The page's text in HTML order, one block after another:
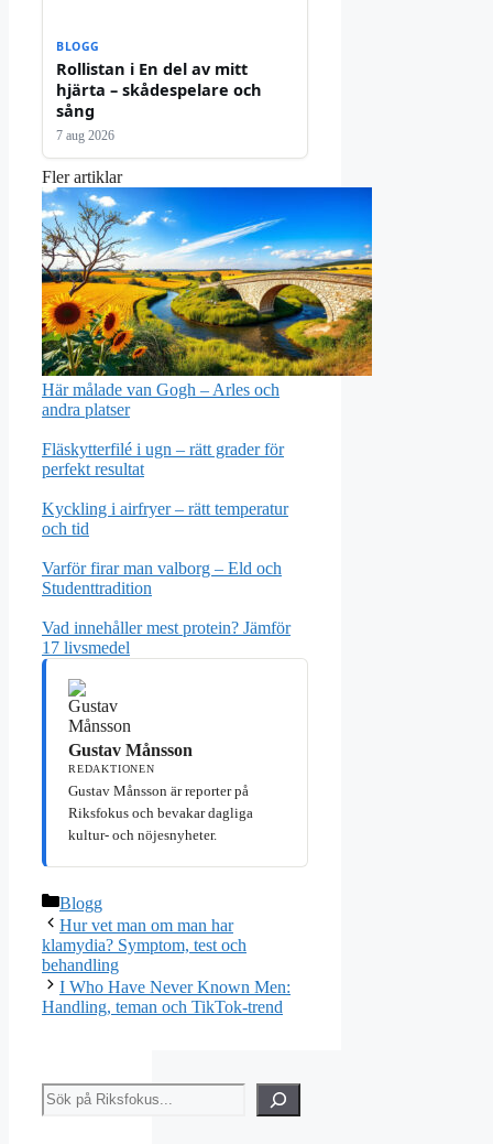
BLOGG
Rollistan i En del av mitt
hjärta – skådespelare och
sång
7 aug 2026
Fler artiklar
Här målade van Gogh – Arles och
andra platser
Fläskytterfilé i ugn – rätt grader för
perfekt resultat
Kyckling i airfryer – rätt temperatur
och tid
Varför firar man valborg – Eld och
Studenttradition
Vad innehåller mest protein? Jämför
17 livsmedel
Gustav Månsson
REDAKTIONEN
Gustav Månsson är reporter på
Riksfokus och bevakar dagliga
kultur- och nöjesnyheter.
Kategorier
Blogg
Hur vet man om man har
klamydia? Symptom, test och
behandling
I Who Have Never Known Men:
Handling, teman och TikTok-trend
Sök